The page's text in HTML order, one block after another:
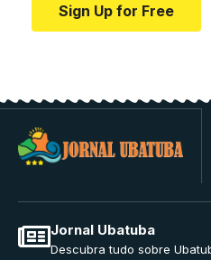
Sign Up for Free
Jornal Ubatuba
Descubra tudo sobre